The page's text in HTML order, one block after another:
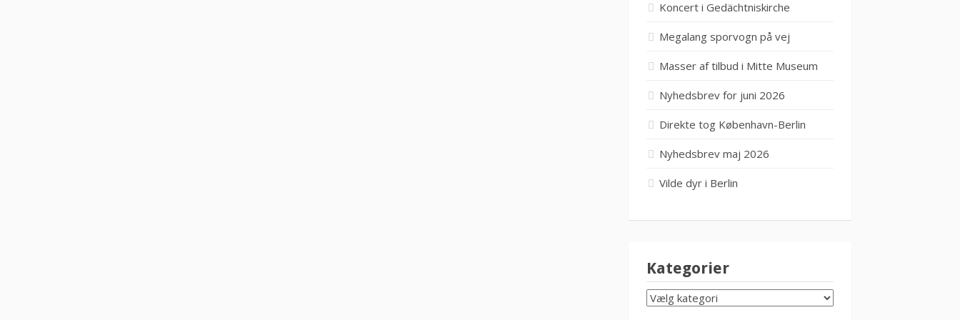
Koncert i Gedächtniskirche
Megalang sporvogn på vej
Masser af tilbud i Mitte Museum
Nyhedsbrev for juni 2026
Direkte tog København-Berlin
Nyhedsbrev maj 2026
Vilde dyr i Berlin
Kategorier
KATEGORIER